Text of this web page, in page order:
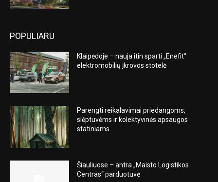
POPULIARU
Klaipėdoje – nauja itin sparti „Enefit“
elektromobilių įkrovos stotelė
Parengti reikalavimai priedangoms,
slėptuvėms ir kolektyvinės apsaugos
statiniams
Šiauliuose – antra „Maisto Logistikos
Centras“ parduotuvė